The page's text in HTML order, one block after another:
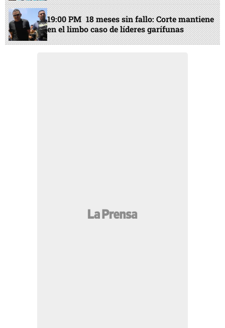
19:00 PM 18 meses sin fallo: Corte mantiene
en el limbo caso de líderes garífunas